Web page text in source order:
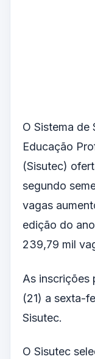
O Sistema de
Educação
(Sisutec)
segundo
vagas
edição do
239,79 mil
As inscrições
(21) a sexta-
Sisutec.
O Sisutec